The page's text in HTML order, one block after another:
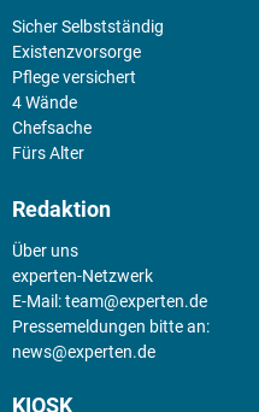
Sicher Selbstständig
Existenz­vorsorge
Pflege versichert
4 Wände
Chefsache
Fürs Alter
Redaktion
Über uns
experten-Netzwerk
E-Mail:team@experten.de
Pressemeldungen bitte an:
news@experten.de
KIOSK